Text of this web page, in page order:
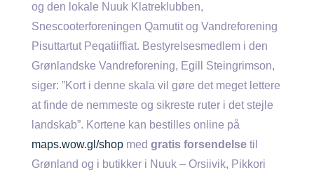
og den lokale Nuuk Klatreklubben,
Snescooterforeningen Qamutit og Vandreforening
Pisuttartut Peqatiiffiat. Bestyrelsesmedlem i den
Grønlandske Vandreforening, Egill Steingrimson,
siger: ”Kort i denne skala vil gøre det meget lettere
at finde de nemmeste og sikreste ruter i det stejle
landskab”. Kortene kan bestilles online på
maps.wow.gl/shop med gratis forsendelse til
Grønland og i butikker i Nuuk – Orsiivik, Pikkori